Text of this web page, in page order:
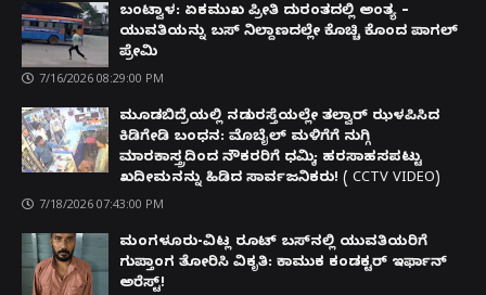
ಬಂಟ್ವಾಳ: ಏಕಮುಖ ಪ್ರೀತಿ ದುರಂತದಲ್ಲಿ ಅಂತ್ಯ –
ಯುವತಿಯನ್ನು ಬಸ್ ನಿಲ್ದಾಣದಲ್ಲೇ ಕೊಚ್ಚಿ ಕೊಂದ ಪಾಗಲ್
ಪ್ರೇಮಿ
7/16/2026 08:29:00 PM
ಮೂಡಬಿದ್ರೆಯಲ್ಲಿ ನಡುರಸ್ತೆಯಲ್ಲೇ ತಲ್ವಾರ್ ಝಳಪಿಸಿದ
ಕಿಡಿಗೇಡಿ ಬಂಧನ: ಮೊಬೈಲ್ ಮಳಿಗೆಗೆ ನುಗ್ಗಿ
ಮಾರಕಾಸ್ತ್ರದಿಂದ ನೌಕರರಿಗೆ ಧಮ್ಕಿ; ಹರಸಾಹಸಪಟ್ಟು
ಖದೀಮನನ್ನು ಹಿಡಿದ ಸಾರ್ವಜನಿಕರು! ( CCTV VIDEO)
7/18/2026 07:43:00 PM
ಮಂಗಳೂರು-ವಿಟ್ಲ ರೂಟ್ ಬಸ್‌ನಲ್ಲಿ ಯುವತಿಯರಿಗೆ
ಗುಪ್ತಾಂಗ ತೋರಿಸಿ ವಿಕೃತಿ: ಕಾಮುಕ ಕಂಡಕ್ಟರ್ ಇರ್ಫಾನ್
ಅರೆಸ್ಟ್!